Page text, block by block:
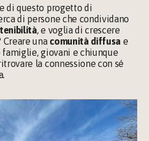
di persone che condividano
, e voglia di crescere
Creare una comunità diffusa e
famiglie, giovani e chiunque
la connessione con sé